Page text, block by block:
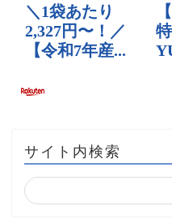
サイト内検索